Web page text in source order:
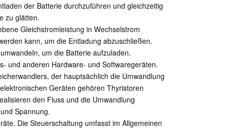
der Batterie durchzuführen und gleichzeitig
zu glätten.
Gleichstromleistung in Wechselstrom
kann, um die Entladung abzuschließen.
um die Batterie aufzuladen.
und anderen Hardware- und Softwaregeräten.
der hauptsächlich die Umwandlung
Geräten gehören Thyristoren
den Fluss und die Umwandlung
Spannung.
Die Steuerschaltung umfasst im Allgemeinen